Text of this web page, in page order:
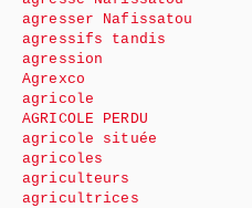
agresser Nafissatou
agressifs tandis
agression
Agrexco
agricole
AGRICOLE PERDU
agricole située
agricoles
agriculteurs
agricultrices